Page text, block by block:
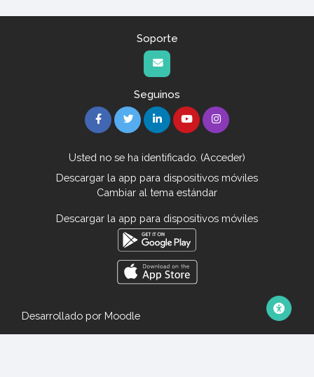
Soporte
Seguinos
Usted no se ha identificado. (Acceder)
Descargar la app para dispositivos móviles
Cambiar al tema estándar
Descargar la app para dispositivos móviles
Desarrollado por Moodle